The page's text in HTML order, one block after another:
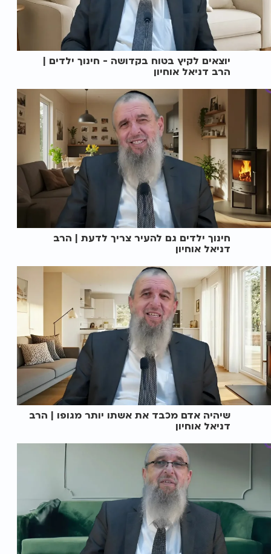
יוצאים לקיץ בטוח בקדושה - חינוך ילדים |
הרב דניאל אוחיון
חינוך ילדים גם להעיר צריך לדעת | הרב
דניאל אוחיון
שיהיה אדם מכבד את אשתו יותר מגופו | הרב
דניאל אוחיון